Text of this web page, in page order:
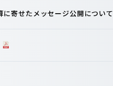
寄せたメッセージ公開について